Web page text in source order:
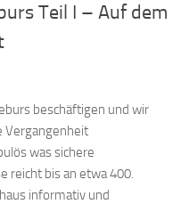
Teil I – Auf dem
beschäftigen und wir
Vergangenheit
was sichere
reicht bis an etwa 400.
informativ und